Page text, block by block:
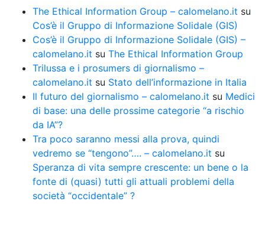
The Ethical Information Group – calomelano.it su
Cos’è il Gruppo di Informazione Solidale (GIS)
Cos’è il Gruppo di Informazione Solidale (GIS) –
calomelano.it su The Ethical Information Group
Trilussa e i prosumers di giornalismo –
calomelano.it su Stato dell’informazione in Italia
Il futuro del giornalismo – calomelano.it su Medici
di base: una delle prossime categorie “a rischio
da IA”?
Tra poco saranno messi alla prova, quindi
vedremo se “tengono”…. – calomelano.it su
Speranza di vita sempre crescente: un bene o la
fonte di (quasi) tutti gli attuali problemi della
società “occidentale” ?